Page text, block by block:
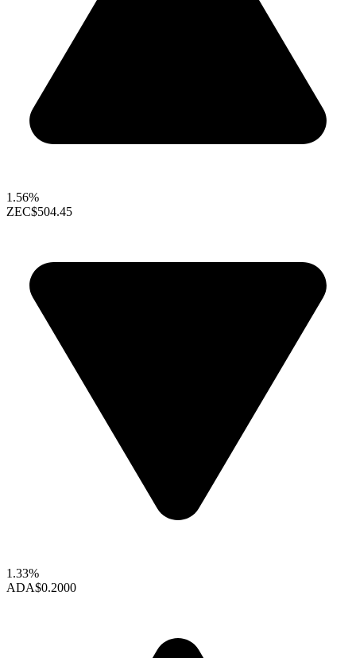
1.56%
ZEC$504.45
1.33%
ADA$0.2000